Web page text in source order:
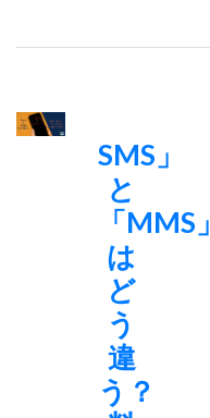
SMS」
と
「MMS」
は
ど
う
違
う？